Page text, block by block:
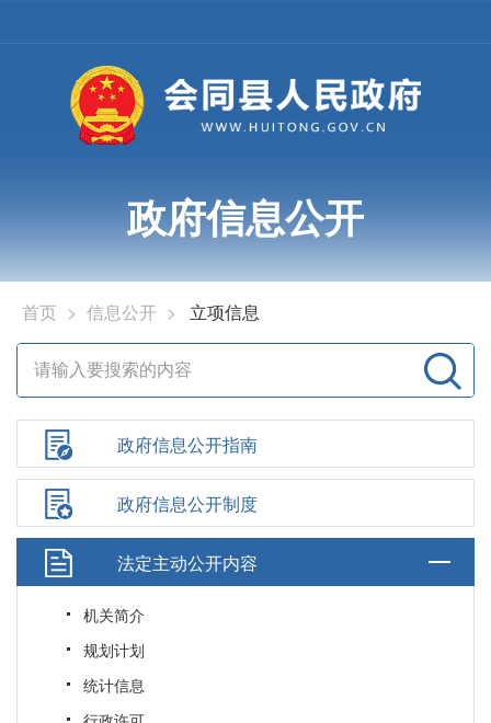
政府信息公开
首页 > 信息公开 > 立项信息
政府信息公开指南
政府信息公开制度
法定主动公开内容
机关简介
规划计划
统计信息